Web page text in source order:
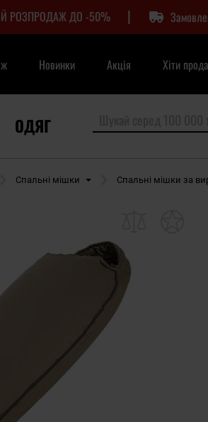
РОЗПРОДАЖ ДО -50% |
Новинки Акція Хіти
ОДЯГ
Спальні мішки Спальні мішки за